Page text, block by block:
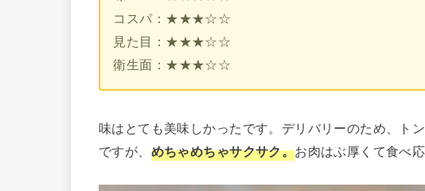
コスパ：★★★☆☆
見た目：★★★☆☆
衛生面：★★★☆☆
味はとても美味しかったです。デリバリーのため、ト
ですが、 めちゃめちゃサクサク。お肉はぶ厚くて食べ